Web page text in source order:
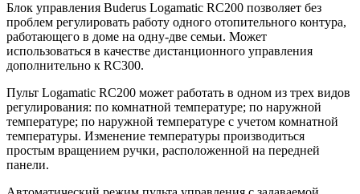
Блок управления Buderus Logamatic RC200 позволяет без
проблем регулировать работу одного отопительного контура,
работающего в доме на одну-две семьи. Может
использоваться в качестве дистанционного управления
дополнительно к RC300.
Пульт Logamatic RC200 может работать в одном из трех видов
регулирования: по комнатной температуре; по наружной
температуре; по наружной температуре с учетом комнатной
температуры. Изменение температуры производиться
простым вращением ручки, расположенной на передней
панели.